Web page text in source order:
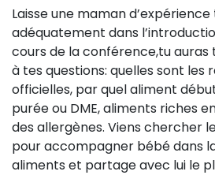
Laisse une maman
adéquatement dans
cours de la conférence,tu auras
à tes questions: quelles sont les
officielles, par quel aliment
purée ou DME, aliments riches
des allergènes. Viens chercher
pour accompagner bébé dans
aliments et partage avec lui le